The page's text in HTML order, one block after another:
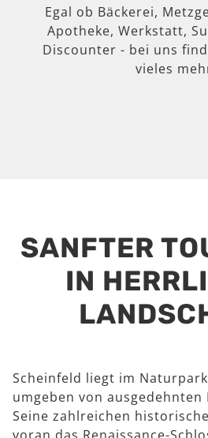
Egal ob Bäckerei,
Apotheke, Werkstatt,
Discounter - bei uns
vieles
SANFTER
IN
Scheinfeld liegt im
umgeben von ausgedehnten
Seine zahlreichen